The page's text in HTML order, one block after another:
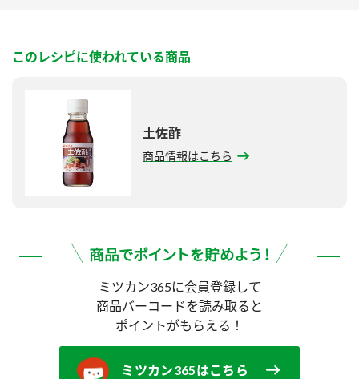
このレシピに使われている商品
土佐酢
商品情報はこちら
ミツカン365に会員登録して
商品バーコードを読み取ると
ポイントがもらえる！
ミツカン365はこちら